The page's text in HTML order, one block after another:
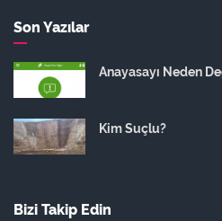
Son Yazılar
Anayasayı Neden
Kim Suçlu?
Bizi Takip Edin